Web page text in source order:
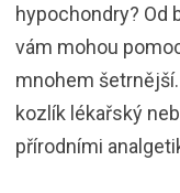
hypochondry? Od
vám mohou
mnohem
kozlík lékařský
přírodními